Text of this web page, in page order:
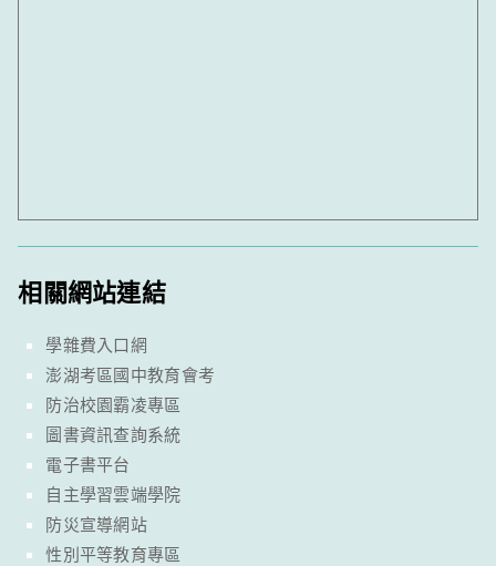
相關網站連結
學雜費入口網
澎湖考區國中教育會考
防治校園霸凌專區
圖書資訊查詢系統
電子書平台
自主學習雲端學院
防災宣導網站
性別平等教育專區